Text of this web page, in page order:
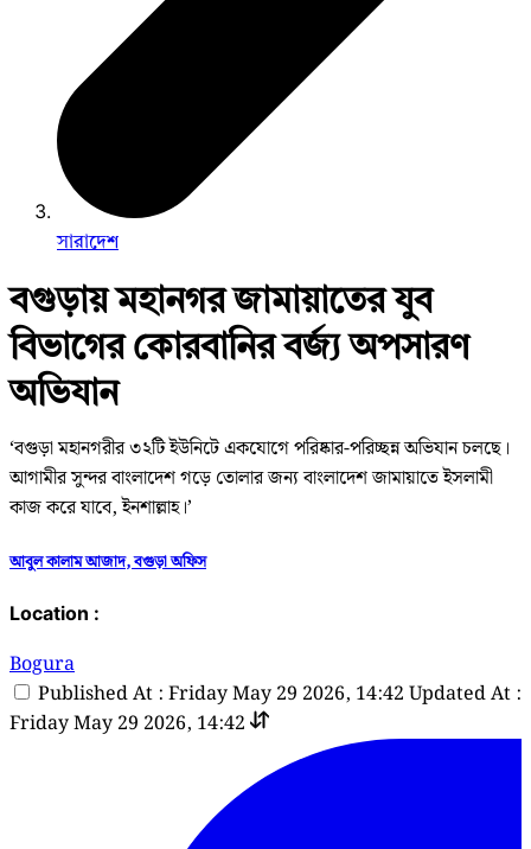
সারাদেশ
বগুড়ায় মহানগর জামায়াতের যুব
বিভাগের কোরবানির বর্জ্য অপসারণ
অভিযান
‘বগুড়া মহানগরীর ৩২টি ইউনিটে একযোগে পরিষ্কার-পরিচ্ছন্ন অভিযান চলছে।
আগামীর সুন্দর বাংলাদেশ গড়ে তোলার জন্য বাংলাদেশ জামায়াতে ইসলামী
কাজ করে যাবে, ইনশাল্লাহ।’
আবুল কালাম আজাদ, বগুড়া অফিস
Location :
Bogura
Published At : Friday May 29 2026, 14:42 Updated At :
Friday May 29 2026, 14:42